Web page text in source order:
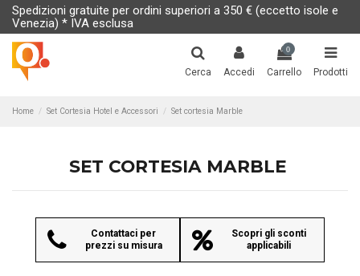
Spedizioni gratuite per ordini superiori a 350 € (eccetto isole e
Venezia) * IVA esclusa
Cerca Accedi
0
Carrello Prodotti
Home Set Cortesia Hotel e Accessori Set cortesia Marble
SET CORTESIA MARBLE
Contattaci per
prezzi su misura
Scopri gli sconti
applicabili